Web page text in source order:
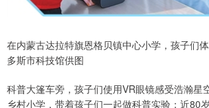
在内蒙古达拉特旗恩格贝镇中心小学，孩子
多斯市科技馆供图
科普大篷车旁，孩子们使用VR眼镜感受浩瀚星
乡村小学，带着孩子们一起做科普实验；近80